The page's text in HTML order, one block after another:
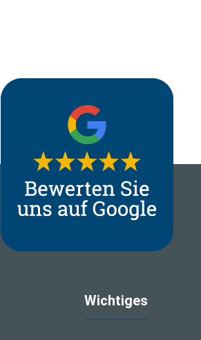
Wichtiges